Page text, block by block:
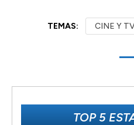
TEMAS: CINE Y
TOP 5